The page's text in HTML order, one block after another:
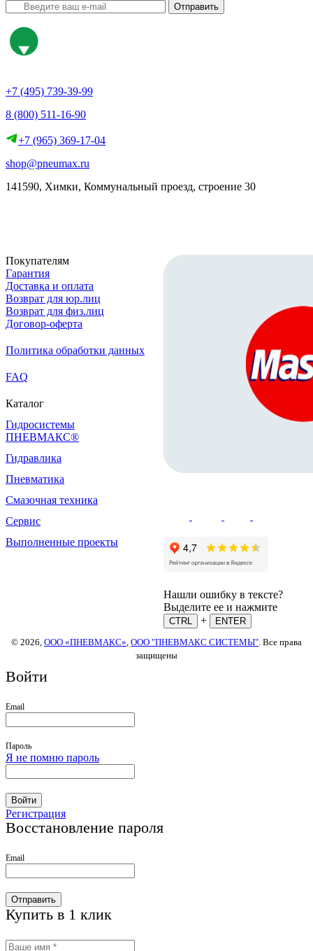
Отправить
+7 (495) 739-39-99
8 (800) 511-16-90
+7 (965) 369-17-04
shop@pneumax.ru
141590, Химки, Коммунальный проезд, строение 30
Покупателям
Гарантия
Доставка и оплата
Возврат для юр.лиц
Возврат для физ.лиц
Договор-оферта
Политика обработки данных
FAQ
Каталог
Гидросистемы
ПНЕВМАКС®
Гидравлика
Пневматика
Смазочная техника
Сервис
Выполненные проекты
Нашли ошибку в тексте?
Выделите ее и нажмите
CTRL +
ENTER
© 2026, ООО «ПНЕВМАКС» ООО "ПНЕВМАКС СИСТЕМЫ" . Все права
защищены
Войти
Email
Пароль
Я не помню пароль
Войти
Регистрация
Восстановление пароля
Email
Отправить
Купить в 1 клик